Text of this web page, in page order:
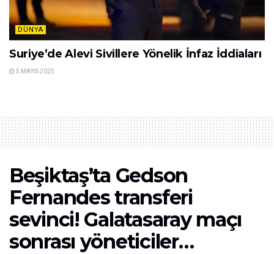
DÜNYA
Suriye’de Alevi Sivillere Yönelik İnfaz İddiaları
5 MAYIS 2025
Beşiktaş’ta Gedson
Fernandes transferi
sevinci! Galatasaray maçı
sonrası yöneticiler…